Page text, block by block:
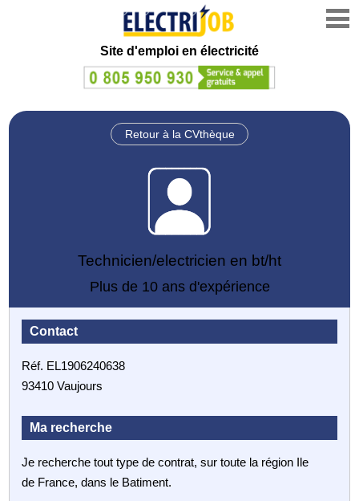
Site d'emploi en électricité
Retour à la CVthèque
Technicien/electricien en bt/ht
Plus de 10 ans d'expérience
Contact
Réf. EL1906240638
93410 Vaujours
Ma recherche
Je recherche tout type de contrat, sur toute la région Ile
de France, dans le Batiment.